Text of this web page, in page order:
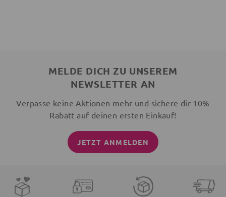
MELDE DICH ZU UNSEREM
NEWSLETTER AN
Verpasse keine Aktionen mehr und sichere dir 10%
Rabatt auf deinen ersten Einkauf!
JETZT ANMELDEN